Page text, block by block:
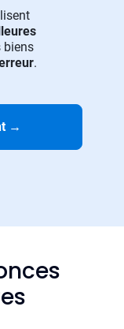
biens
.
→